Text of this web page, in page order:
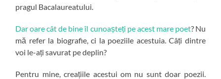
pragul Bacalaureatului.
Dar oare cât de bine îl cunoașteți pe acest mare poet? Nu
mă refer la biografie, ci la poeziile acestuia. Câți dintre
voi le-ați savurat pe deplin?
Pentru mine, creațiile acestui om nu sunt doar poezii.